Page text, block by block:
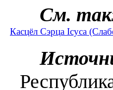
См.
Касцёл Сэрца Ісуса